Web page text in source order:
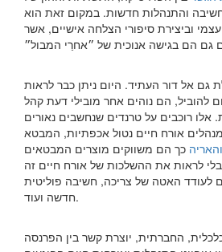
חשיבה והתנהלות חדשות. במקום זאת הוא
וביצירת סיפורי הצלחה אישיים, אשר
גם אל דור העתיד. היום ניתן כבר לראות
להוביל, הם נוהים אחר מובילי דעת קהל
רוכבים על טרנדים שנחשבים נאורים
אורח חיים נטול אכפתיות, המבטא
כך הם משווקים מוצרים המבטאים
לראות את ההשלכות של אורח חיים זה
לעודד האטה של צריכה, חשיבה פוליטית
חדשה ועוד.
החברתית, יוצרת קשר בין הפרנסה